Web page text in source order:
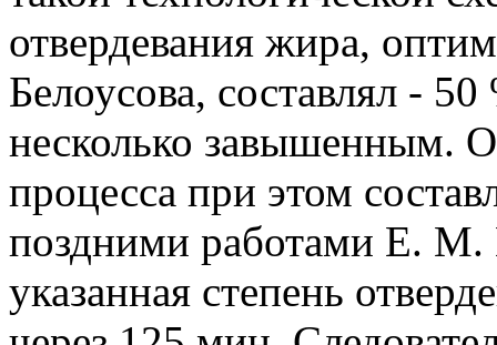
отвердевания жира,
Белоусова, составлял - 50
несколько завышенным.
процесса при этом
поздними работами Е. М.
указанная степень